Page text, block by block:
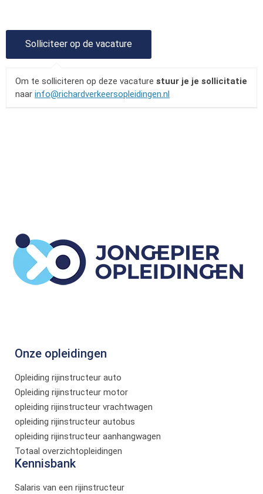
Om te solliciteren op deze vacature stuur je je sollicitatie
naar info@richardverkeersopleidingen.nl
Onze opleidingen
Opleiding rijinstructeur auto
Opleiding rijinstructeur motor
opleiding rijinstructeur vrachtwagen
opleiding rijinstructeur autobus
opleiding rijinstructeur aanhangwagen
Totaal overzichtopleidingen
Kennisbank
Salaris van een rijinstructeur